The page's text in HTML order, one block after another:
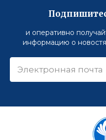
и оперативно
информацию о